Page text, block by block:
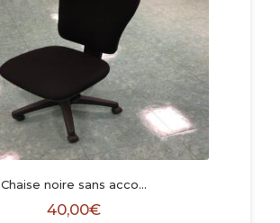
Chaise noire sans acco…
40,00€